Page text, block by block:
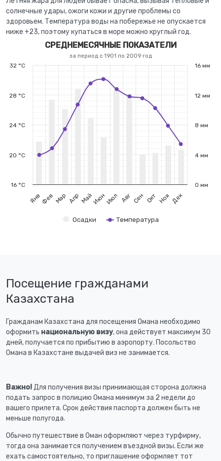
солнечные удары, ожоги кожи и другие проблемы со
здоровьем. Температура воды на побережье не опускается
ниже +23, поэтому купаться в море можно круглый год.
СРЕДНЕМЕСЯЧНЫЕ ПОКАЗАТЕЛИ
за период с 1901 по 2009 год
Осадки Температура
ЯнвФев Мар Апр МайИюнИюл Авг Сен Окт Ноя Дек
16 °C
20 °C
24 °C
28 °C
32 °C
0 мм
4 мм
8 мм
12 мм
16 мм
Посещение гражданами
Казахстана
Гражданам Казахстана для посещения Омана необходимо
оформить национальную визу, она действует максимум 30
дней, получается по прибытию в аэропорту. Посольство
Омана в Казахстане выдачей виз не занимается.
Важно!Для получения визы принимающая сторона должна
подать запрос в полицию Омана минимум за 2 недели до
вашего прилета. Срок действия паспорта должен быть не
меньше полугода.
Обычно путешествие в Оман оформляют через турфирму,
тогда она занимается получением въездной визы. Если же
ехать самостоятельно, то приглашение оформляет тот